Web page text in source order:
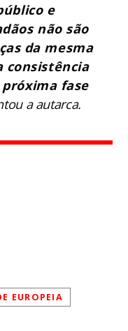
e
não são
da mesma
consistência
fase
a autarca.
EUROPEIA